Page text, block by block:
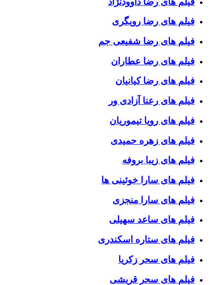
فیلم های رضا رویگری
فیلم های رضا شفیعی جم
فیلم های رضا عطاران
فیلم های رضا کیانیان
فیلم های رعنا آزادی ور
فیلم های رویا تیموریان
فیلم های زهره حمیدی
فیلم های زیبا بروفه
فیلم های سارا خوئینی ها
فیلم های سارا منجزی
فیلم های ساعد سهیلی
فیلم های ستاره اسکندری
فیلم های سحر زکریا
فیلم های سحر قریشی